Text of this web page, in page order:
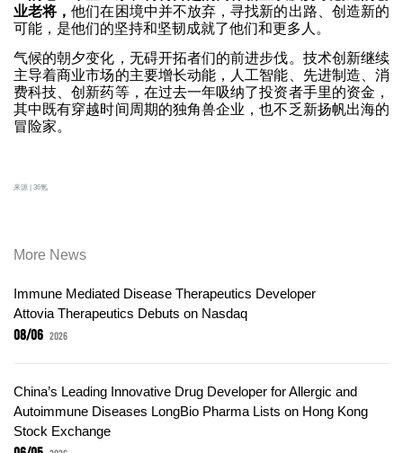
业老将，他们在困境中并不放弃，寻找新的出路、创造新的
可能，是他们的坚持和坚韧成就了他们和更多人。
气候的朝夕变化，无碍开拓者们的前进步伐。技术创新继续
主导着商业市场的主要增长动能，人工智能、先进制造、消
费科技、创新药等，在过去一年吸纳了投资者手里的资金，
其中既有穿越时间周期的独角兽企业，也不乏新扬帆出海的
冒险家。
来源 | 36氪
More News
Immune Mediated Disease Therapeutics Developer
Attovia Therapeutics Debuts on Nasdaq
08/06 2026
China’s Leading Innovative Drug Developer for Allergic and
Autoimmune Diseases LongBio Pharma Lists on Hong Kong
Stock Exchange